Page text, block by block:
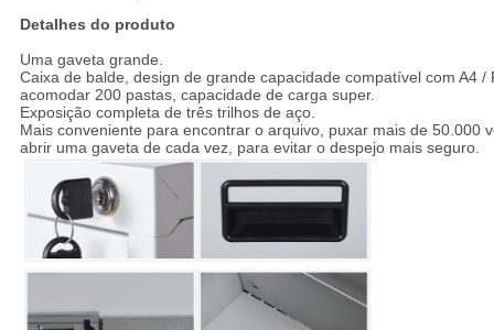
Detalhes do produto
Uma gaveta grande.
Caixa de balde, design de grande capacidade compatível com A4
acomodar 200 pastas, capacidade de carga super.
Exposição completa de três trilhos de aço.
Mais conveniente para encontrar o arquivo, puxar mais de 50.000
abrir uma gaveta de cada vez, para evitar o despejo mais seguro.